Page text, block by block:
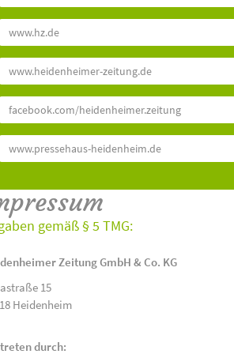
www.hz.de
www.heidenheimer-zeitung.de
facebook.com/heidenheimer.zeitung
www.pressehaus-heidenheim.de
gemäß § 5 TMG:
Zeitung GmbH & Co. KG
15
Heidenheim
durch: